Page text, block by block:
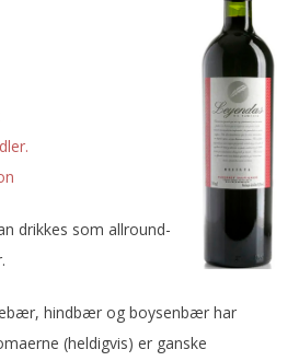
drikkes som allround-
hindbær og boysenbær har
(heldigvis) er ganske